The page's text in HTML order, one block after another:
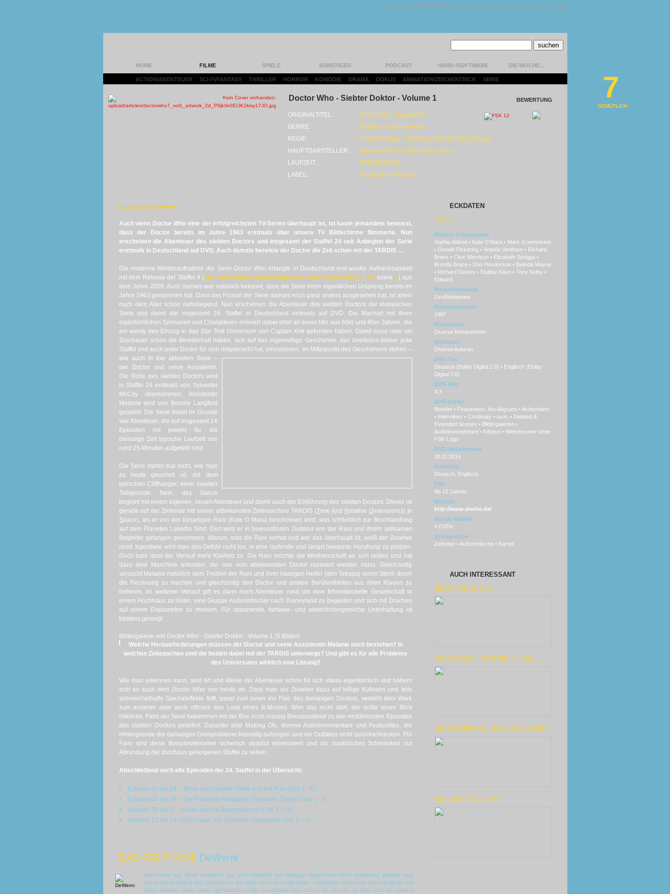
Unser Team | FAQ | Kontakt | Datenschutz | Impressum | Version 1.13.0.9
HOME FILME SPIELE SONSTIGES PODCAST HARD-/SOFTWARE DIE WOCHE...
ACTION/ABENTEUER SCI-FI/FANTASY THRILLER HORROR KOMÖDIE DRAMA DOKUS ANIMATION/ZEICHENTRICK SERIE
Doctor Who - Siebter Doktor - Volume 1
ORIGINALTITEL:
Doctor Who - Season 24
GENRE:
TV-Serie / Science Fiction
REGIE:
Andrew Morgan • Nicholas Mallett • Chris Clough
HAUPTDARSTELLER:
Sylvester McCoy • Bonnie Langford
LAUFZEIT:
DVD (678 Min)
LABEL:
Pandastorm Pictures
BEWERTUNG 7
GEMÜTLICH
11.12.2014 von DeWerni
Auch wenn Doctor Who eine der erfolgreichsten TV-Serien überhaupt ist, ist kaum jemandem bewusst,
dass der Doctor bereits im Jahre 1963 erstmals über unsere TV Bildschirme flimmerte. Nun
erscheinen die Abenteuer des siebten Doctors und insgesamt der Staffel 24 seit Anbeginn der Serie
erstmals in Deutschland auf DVD. Auch damals bereiste der Doctor die Zeit schon mit der TARDIS …
Die moderne Wiederaufnahme der Serie Doctor Who erlangte in Deutschland erst wieder Aufmerksamkeit
mit dem Release der Staffel 4 (hier noch einmal unsere Berichte zu den Teilstaffeln 5.1, 5.2sowie 4) aus
dem Jahre 2008. Auch damals war natürlich bekannt, dass die Serie ihren eigentlichen Ursprung bereits im
Jahre 1963 genommen hat. Dass das Format der Serie damals noch ganz anders ausgesehen hat, ist allein
nach dem Alter schon naheliegend. Nun erscheinen die Abenteuer des siebten Doctors der klassischen
Serie und damit der insgesamt 24. Staffel in Deutschland erstmals auf DVD. Die Machart mit ihren
eigentümlichen Szenarien und Charakteren erinnert dabei eher an einen Mix aus 60er und 80er Jahren, die
ein wenig den Einzug in das Star Trek Universum von Captain Kirk gefunden haben. Damit muss man als
Zuschauer schon die Bereitschaft haben, sich auf das eigenwillige Geschehen, das zweifellos bisher jede
Staffel und auch jeder Doctor für sich mitgebracht hat, einzulassen. Im Mittelpunkt des Geschehens stehen –
wie auch in der aktuellen Serie –
der Doctor und seine Assistentin.
Die Rolle des siebten Doctors wird
in Staffel 24 erstmals von Sylvester
McCoy übernommen, Assistentin
Melanie wird von Bonnie Langford
gespielt. Die Serie bietet im Grunde
vier Abenteuer, die auf insgesamt 14
Episoden mit jeweils für die
damalige Zeit typische Laufzeit von
rund 25 Minuten aufgeteilt sind.
Die Serie startet mal nicht, wie man
es heute gewohnt ist, mit dem
typischen Cliffhanger: einer zweiten
Teilepisode. Nein, das Ganze
beginnt mit einem eigenen, neuen Abenteuer und damit auch der Einführung des siebten Doctors. Dieser ist
gerade auf der Zeitreise mit seiner altbekannten Zeitmaschine TARDIS (Time And Relative Dimension(s)
n
Space), als er von der bösartigen Rani (Kate O Mara) beschossen wird, was schließlich zur Bruchlandung
auf dem Planeten Lakertia führt. Dort wird er in bewusstlosen Zustand von der Rani und ihrem seltsamen
Begleiter gefangen genommen. Warum, was die Rani vorhat und wer das überhaupt ist, weiß der Zuseher
nicht. Irgendwie wird man das Gefühl nicht los, in eine laufende und längst bekannte Handlung zu platzen.
Doch bald lässt der Verlauf mehr Klarheit zu. Die Rani möchte die Weltherrschaft an sich reißen und hat
dazu eine Maschine erfunden, die nun vom allwissenden Doctor repariert werden muss. Gleichzeitig
versucht Melanie natürlich dem Treiben der Rani und ihrer haarigen Helfer (den Tetraps) einen Strich durch
die Rechnung zu machen und gleichzeitig den Doctor und andere Berühmtheiten aus ihren Klauen zu
befreien. Im weiteren Verlauf gilt es dann noch Abenteuer rund um eine fehlentwickelte Gesellschaft in
einem Hochhaus zu lösen, eine Gruppe Außerirdischer nach Disneyland zu begleiten und sich mit Drachen
auf einem Eisplaneten zu messen. Für spannende, fantasie- und abwechslungsreiche Unterhaltung ist
bestens gesorgt …
Bildergalerie von Doctor Who - Siebter Doktor - Volume 1 (5 Bilder)
Welche Herausforderungen müssen der Doctor und seine Assistentin Melanie noch bestehen? In
welchen Zeitepochen sind die beiden dabei mit der TARDIS unterwegs? Und gibt es für alle Probleme
des Universums wirklich eine Lösung?
Wie man erkennen kann, sind Art und Weise der Abenteuer schon für sich etwas eigentümlich und nähern
sich so auch demDoctor Who von heute an. Dass man als Zuseher dazu auf billige Kulissen und teils
schmeichelhafte Spezialeffekte trifft, passt zum einen ins Flair des damaligen Doctors, verleiht dem Werk
zum anderen aber auch oftmals den Look eines B-Movies. Wen das nicht stört, der sollte einen Blick
riskieren. Fans der Serie bekommen mit der Box noch massig Bonusmaterial zu den einführenden Episoden
des siebten Doctors geliefert. Darunter sind Making Ofs, diverse Audiokommentare und Featurettes, die
Hintergründe der damaligen Drehprobleme freimütig aufzeigen und vor Outtakes nicht zurückschrecken. Für
Fans sind diese Bonusmaterialien sicherlich absolut sehenswert und als zusätzliches Schmankerl zur
Abrundung der durchaus gelungenen Staffel zu sehen.
Abschließend noch alle Episoden der 24. Staffel in der Übersicht:
Episode 01 bis 04 – Terror auf Lakartia / Time and the Rani (Teil 1 - 4)
Episode 05 bis 08 – Der Fluch des Kroagnon / Paradise Towers (Teil 1 - 4)
Episode 09 bis 11 – Delta und die Bannermänner (Teil 1 – 3)
Episode 12 bis 14 – Das Feuer des Drachen / Dragonfire (Teil 1 – 3)
DAS FAZIT VON: DeWerni
Auch wenn das Werk technisch und auch inhaltlich den heutigen Ansprüchen nicht annähernd gerecht wird,
macht der Ausflug in das Seriengenre der 80er Jahre so richtig Spaß – zumindest wenn man sich auf die Art und
Weise einlässt. Denn etwas eigentümlich ist das Geschehen dann schon. Es wirkt so, als hätte sich ein Clown in
ECKDATEN
SERIE
Weitere Schauspieler
Sophie Aldred • Kate O'Mara • Mark Greenstreet
• Donald Pickering • Wanda Ventham • Richard
Briers • Clive Merrison • Elizabeth Spriggs •
Brenda Bruce • Don Henderson • Belinda Mayne
• Richard Davies • Stubby Kaye • Tony Selby •
Edward
Produktionsland
Großbritannien
Produktionsjahr
1987
Komponist
Diverse Komponisten
Drehbuch
Diverse Autoren
DVD-Ton
Deutsch (Dolby Digital 2.0) • Englisch (Dolby
Digital 2.0)
DVD-Bild
4:3
DVD-Extras
Booklet • Featurettes: Am Abgrund • Achterbahn
• Interviews • Continuity • uvm. • Deleted &
Extended Scenes • Bildergalerien •
Audiokommentare • Infotext • Wendecover ohne
FSK-Logo
DVD-Verkaufsstart
28.11.2014
Untertitel
Deutsch, Englisch
FSK
Ab 12 Jahren
Website
http://www.drwho.de/
Anzahl Medien
4 DVDs
Schlagwörter
Zeitreise • Außerirdische • Kampf
AUCH INTERESSANT
BURN THE WITCH
DAN DA DAN - STAFFEL 2 - VOL. ...
NIGHTSLEEPER - EIN ZUG AUSSER ...
BRAUNSCHLAG 1986